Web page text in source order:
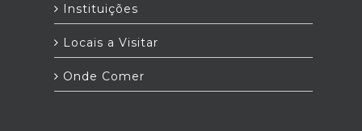
Instituições
Locais a Visitar
Onde Comer